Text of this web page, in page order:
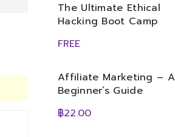
The Ultimate Ethical
Hacking Boot Camp
FREE
Affiliate Marketing – A
Beginner’s Guide
฿22.00